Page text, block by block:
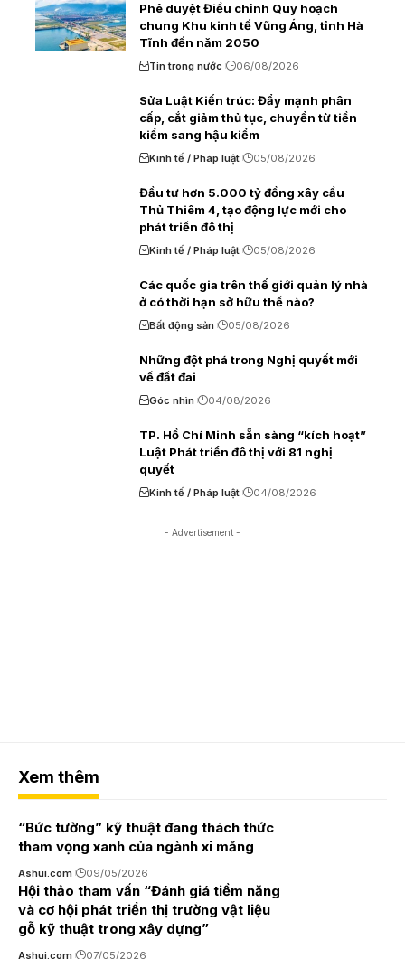
Phê duyệt Điều chỉnh Quy hoạch
chung Khu kinh tế Vũng Áng, tỉnh Hà
Tĩnh đến năm 2050
Tin trong nước 06/08/2026
Sửa Luật Kiến trúc: Đẩy mạnh phân
cấp, cắt giảm thủ tục, chuyển từ tiền
kiểm sang hậu kiểm
Kinh tế / Pháp luật 05/08/2026
Đầu tư hơn 5.000 tỷ đồng xây cầu
Thủ Thiêm 4, tạo động lực mới cho
phát triển đô thị
Kinh tế / Pháp luật 05/08/2026
Các quốc gia trên thế giới quản lý nhà
ở có thời hạn sở hữu thế nào?
Bất động sản 05/08/2026
Những đột phá trong Nghị quyết mới
về đất đai
Góc nhìn 04/08/2026
TP. Hồ Chí Minh sẵn sàng “kích hoạt”
Luật Phát triển đô thị với 81 nghị
quyết
Kinh tế / Pháp luật 04/08/2026
- Advertisement -
Xem thêm
“Bức tường” kỹ thuật đang thách thức
tham vọng xanh của ngành xi măng
Ashui.com 09/05/2026
Hội thảo tham vấn “Đánh giá tiềm năng
và cơ hội phát triển thị trường vật liệu
gỗ kỹ thuật trong xây dựng”
Ashui.com 07/05/2026